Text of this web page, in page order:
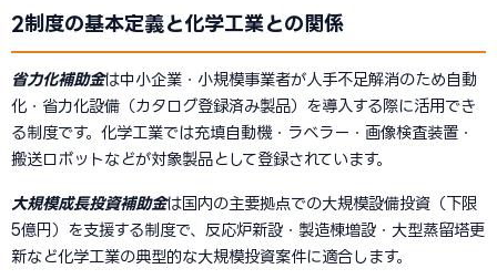
2制度の基本定義と化学工業との関係
省力化補助金は中小企業・小規模事業者が人手不足解消のため自動
化・省力化設備（カタログ登録済み製品）を導入する際に活用でき
る制度です。化学工業では充填自動機・ラベラー・画像検査装置・
搬送ロボットなどが対象製品として登録されています。
大規模成長投資補助金は国内の主要拠点での大規模設備投資（下限
5億円）を支援する制度で、反応炉新設・製造棟増設・大型蒸留塔更
新など化学工業の典型的な大規模投資案件に適合します。